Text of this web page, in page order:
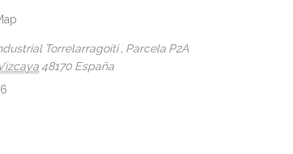
Torrelarragoiti , Parcela P2A
48170 España